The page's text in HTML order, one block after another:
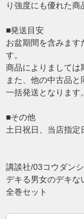
り強度にも優れた商
■発送目安
お盆期間を含みます
す。
商品によりましては
また、他の中古品
一括発送となります。
■その他
土日祝日、当店指定
講談社/03コウダン
デキる男女のデキな
全巻セット